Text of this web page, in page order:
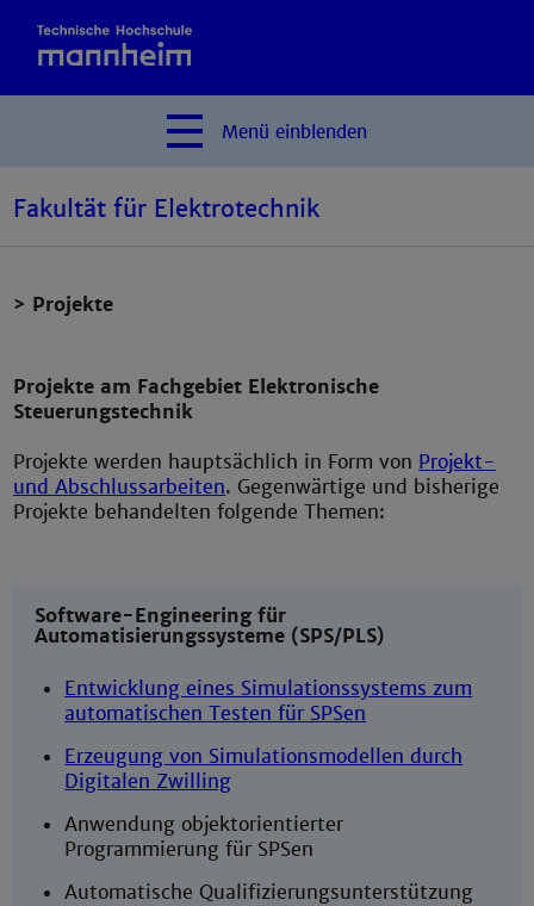
Menü einblenden
Fakultät für Elektrotechnik
> Projekte
Projekte am Fachgebiet Elektronische
Steuerungstechnik
Projekte werden hauptsächlich in Form von Projekt-
und Abschlussarbeiten. Gegenwärtige und bisherige
Projekte behandelten folgende Themen:
Software-Engineering für
Automatisierungssysteme (SPS/PLS)
Entwicklung eines Simulationssystems zum
automatischen Testen für SPSen
Erzeugung von Simulationsmodellen durch
Digitalen Zwilling
Anwendung objektorientierter
Programmierung für SPSen
Automatische Qualifizierungsunterstützung